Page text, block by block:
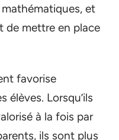
et
de mettre en place
favorise
élèves. Lorsqu’ils
à la fois par
ils sont plus